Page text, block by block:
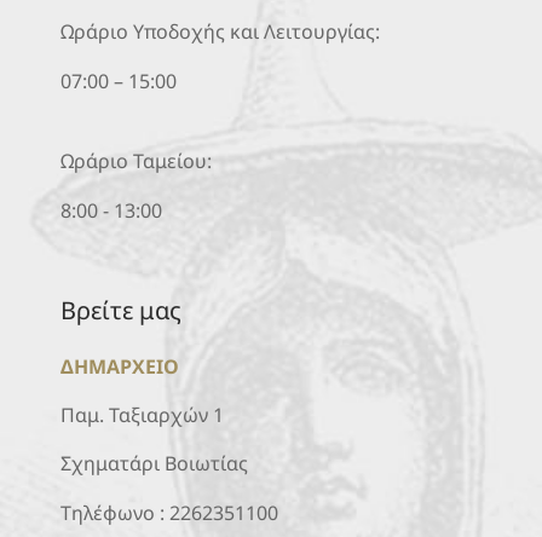
Ωράριο Υποδοχής και Λειτουργίας:
07:00 – 15:00
Ωράριο Ταμείου:
8:00 - 13:00
Βρείτε μας
ΔΗΜΑΡΧΕΙΟ
Παμ. Ταξιαρχών 1
Σχηματάρι Βοιωτίας
Τηλέφωνο : 2262351100